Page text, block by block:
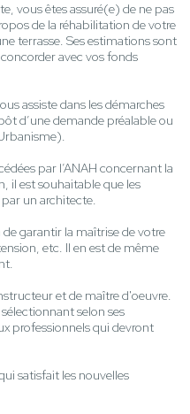
vous êtes assuré(e) de ne pas
de la réhabilitation de votre
terrasse. Ses estimations sont
avec vos fonds
assiste dans les démarches
d’une demande préalable ou
par l’ANAH concernant la
il est souhaitable que les
un architecte.
garantir la maîtrise de votre
etc. Il en est de même
et de maître d'oeuvre.
selon ses
professionnels qui devront
satisfait les nouvelles